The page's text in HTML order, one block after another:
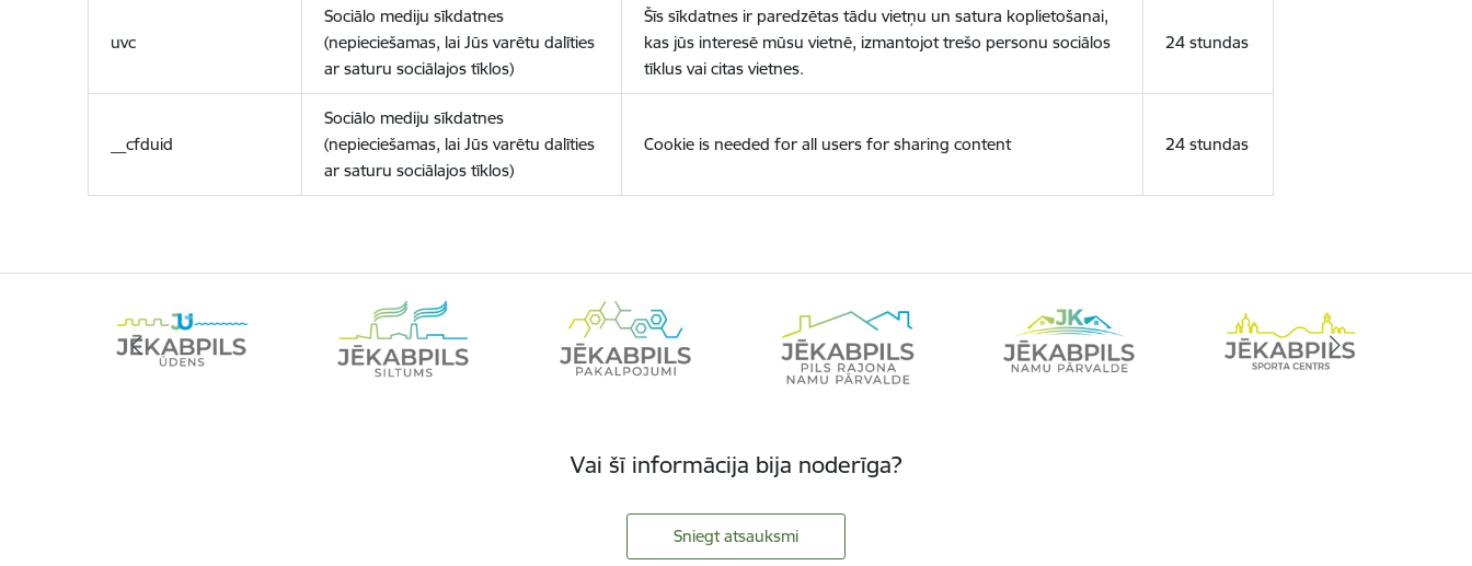
uvc
Sociālo mediju sīkdatnes
(nepieciešamas, lai Jūs varētu dalīties
ar saturu sociālajos tīklos)
Šīs sīkdatnes ir paredzētas tādu vietņu un satura koplietošanai,
kas jūs interesē mūsu vietnē, izmantojot trešo personu sociālos
tīklus vai citas vietnes.
24 stundas
__cfduid
Sociālo mediju sīkdatnes
(nepieciešamas, lai Jūs varētu dalīties
ar saturu sociālajos tīklos)
Cookie is needed for all users for sharing content 24 stundas
Vai šī informācija bija noderīga?
Sniegt atsauksmi